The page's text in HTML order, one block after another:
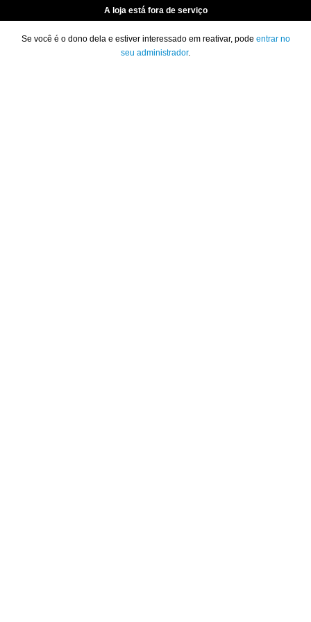
A loja está fora de serviço
Se você é o dono dela e estiver interessado em reativar, pode entrar no
seu administrador.